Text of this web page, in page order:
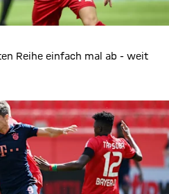
Reihe einfach mal ab - weit